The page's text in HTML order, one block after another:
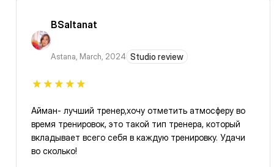
BSaltanat
Astana, March, 2024 Studio review
Айман- лучший тренер,хочу отметить атмосферу во
время тренировок, это такой тип тренера, который
вкладывает всего себя в каждую тренировку. Удачи
во сколько!